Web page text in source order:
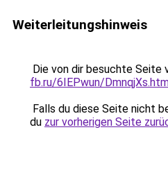
Weiterleitungshinweis
Die von dir besuchte Seite
fb.ru/6IEPwun/
Falls du diese Seite nicht
du zur vorherigen Seite